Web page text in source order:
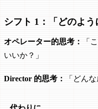
シフト 1：「どのよ
オペレーター的思考：
「
いいか？」
Director 的思考： 「どん